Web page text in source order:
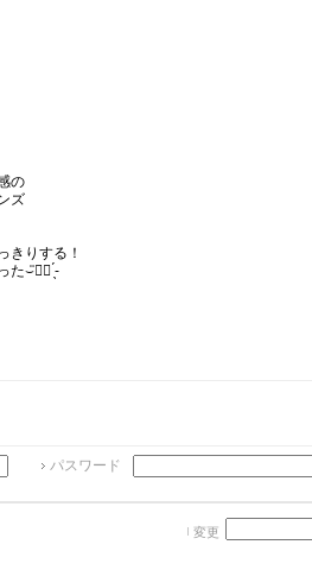
の
ズ
きりする！
‎⌣̈👍🏻 ̖́-
パスワード
変更